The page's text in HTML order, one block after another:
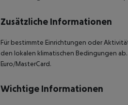
Zusätzliche Informationen
Für bestimmte Einrichtungen oder
den lokalen klimatischen Bedingungen ab.
Euro/MasterCard.
Wichtige Informationen